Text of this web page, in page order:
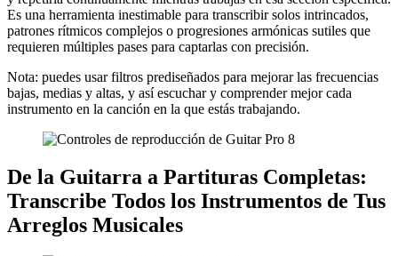
Es una herramienta inestimable para transcribir solos intrincados,
patrones rítmicos complejos o progresiones armónicas sutiles que
requieren múltiples pases para captarlas con precisión.
Nota: puedes usar filtros prediseñados para mejorar las frecuencias
bajas, medias y altas, y así escuchar y comprender mejor cada
instrumento en la canción en la que estás trabajando.
De la Guitarra a Partituras Completas:
Transcribe Todos los Instrumentos de Tus
Arreglos Musicales